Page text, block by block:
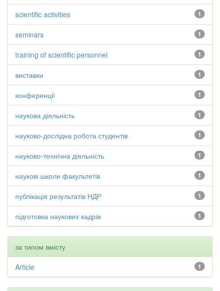
1
scientific activities
1
seminars
1
training of scientific personnel
1
виставки
1
конференції
1
наукова діяльність
1
науково-дослідна робота студентів
1
науково-технічна діяльність
1
наукові школи факультетів
1
публікація результатів НДР
1
підготовка наукових кадрів
за типом вмісту
1
Article